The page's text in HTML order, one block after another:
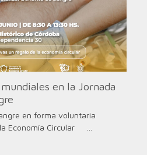
en la Jornada
en forma voluntaria
Economía Circular …